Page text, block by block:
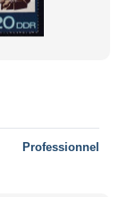
Professionnel